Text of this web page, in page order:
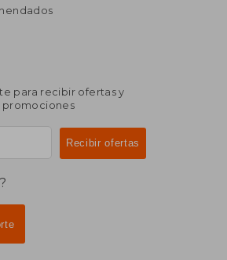
para recibir ofertas y
promociones